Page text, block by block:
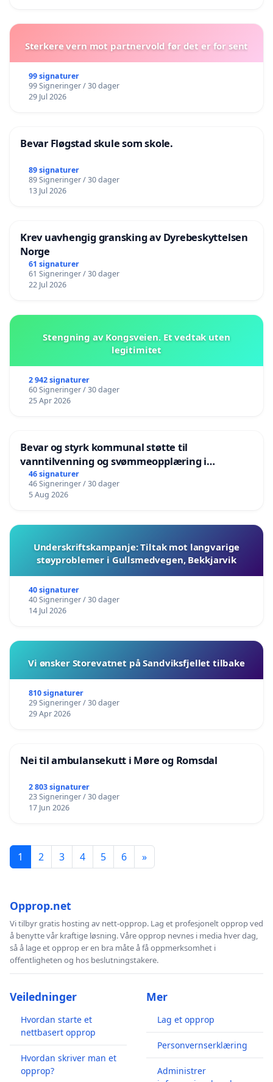
Sterkere vern mot partnervold før det er for sent
99 signaturer
99 Signeringer / 30 dager
29 Jul 2026
Bevar Fløgstad skule som skole.
89 signaturer
89 Signeringer / 30 dager
13 Jul 2026
Krev uavhengig gransking av Dyrebeskyttelsen
Norge
61 signaturer
61 Signeringer / 30 dager
22 Jul 2026
Stengning av Kongsveien. Et vedtak uten
legitimitet
2 942 signaturer
60 Signeringer / 30 dager
25 Apr 2026
Bevar og styrk kommunal støtte til
vanntilvenning og svømmeopplæring i
barnehagene i Haugesund
46 signaturer
46 Signeringer / 30 dager
5 Aug 2026
Underskriftskampanje: Tiltak mot langvarige
støyproblemer i Gullsmedvegen, Bekkjarvik
40 signaturer
40 Signeringer / 30 dager
14 Jul 2026
Vi ønsker Storevatnet på Sandviksfjellet tilbake
810 signaturer
29 Signeringer / 30 dager
29 Apr 2026
Nei til ambulansekutt i Møre og Romsdal
2 803 signaturer
23 Signeringer / 30 dager
17 Jun 2026
1 2 3 4 5 6 »
Opprop.net
Vi tilbyr gratis hosting av nett-opprop. Lag et profesjonelt opprop ved
å benytte vår kraftige løsning. Våre opprop nevnes i media hver dag,
så å lage et opprop er en bra måte å få oppmerksomhet i
offentligheten og hos beslutningstakere.
Veiledninger
Hvordan starte et
nettbasert opprop
Hvordan skriver man et
opprop?
Mer
Lag et opprop
Personvernserklæring
Administrer